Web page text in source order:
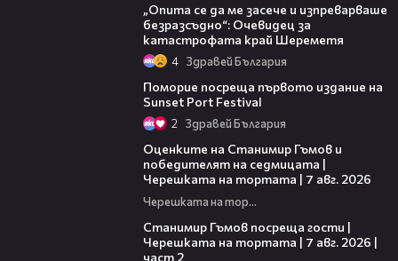
„Опита се да ме засече и изпреварваше
безразсъдно“: Очевидец за
катастрофата край Шереметя
4 Здравей България
Поморие посреща първото издание на
Sunset Port Festival
2 Здравей България
Оценките на Станимир Гъмов и
победителят на седмицата |
Черешката на тортата | 7 авг. 2026
Черешката на тортата
Станимир Гъмов посреща гости |
Черешката на тортата | 7 авг. 2026 |
част 2